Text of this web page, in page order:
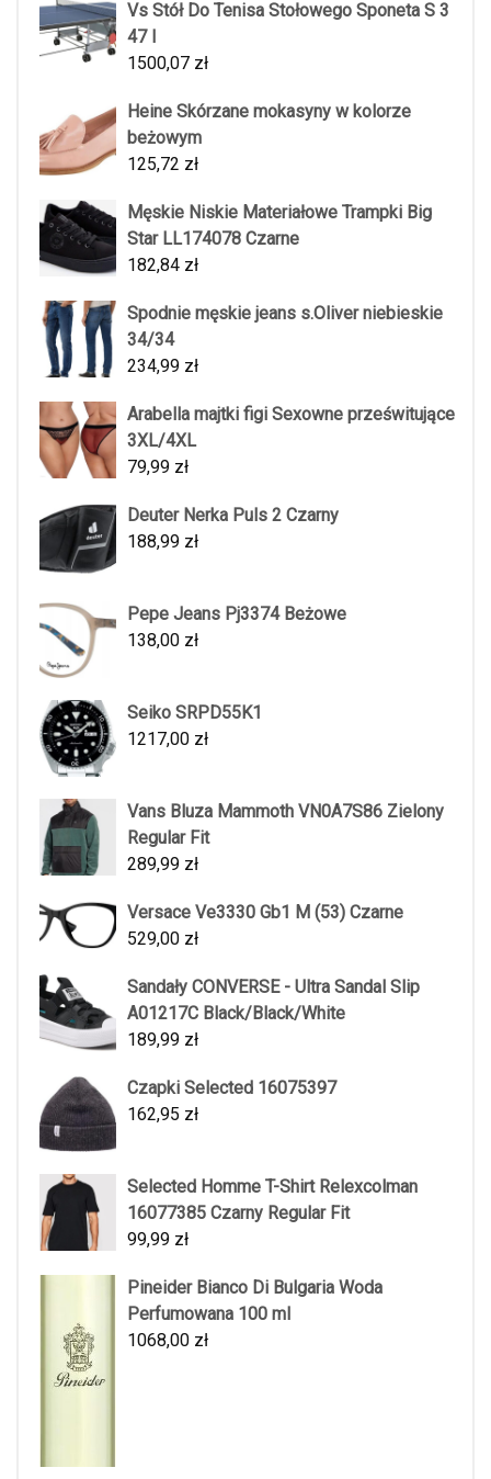
Vs Stół Do Tenisa Stołowego Sponeta S 3
47 I
1500,07 zł
Heine Skórzane mokasyny w kolorze
beżowym
125,72 zł
Męskie Niskie Materiałowe Trampki Big
Star LL174078 Czarne
182,84 zł
Spodnie męskie jeans s.Oliver niebieskie
34/34
234,99 zł
Arabella majtki figi Sexowne prześwitujące
3XL/4XL
79,99 zł
Deuter Nerka Puls 2 Czarny
188,99 zł
Pepe Jeans Pj3374 Beżowe
138,00 zł
Seiko SRPD55K1
1217,00 zł
Vans Bluza Mammoth VN0A7S86 Zielony
Regular Fit
289,99 zł
Versace Ve3330 Gb1 M (53) Czarne
529,00 zł
Sandały CONVERSE - Ultra Sandal Slip
A01217C Black/Black/White
189,99 zł
Czapki Selected 16075397
162,95 zł
Selected Homme T-Shirt Relexcolman
16077385 Czarny Regular Fit
99,99 zł
Pineider Bianco Di Bulgaria Woda
Perfumowana 100 ml
1068,00 zł